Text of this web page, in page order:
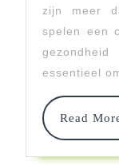
zijn meer
spelen een
essentieel
Read